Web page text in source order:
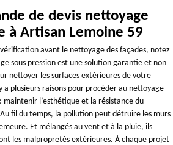
de devis nettoyage
à Artisan Lemoine 59
avant le nettoyage des façades, notez
sous pression est une solution garantie et non
nettoyer les surfaces extérieures de votre
a plusieurs raisons pour procéder au nettoyage
maintenir l’esthétique et la résistance du
fil du temps, la pollution peut détruire les murs
Et mélangés au vent et à la pluie, ils
les malpropretés extérieures. À chaque projet